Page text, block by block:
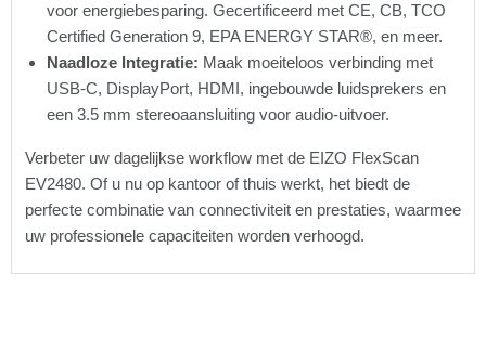
voor energiebesparing. Gecertificeerd met CE, CB, TCO
Certified Generation 9, EPA ENERGY STAR®, en meer.
Naadloze Integratie: Maak moeiteloos verbinding met
USB-C, DisplayPort, HDMI, ingebouwde luidsprekers en
een 3.5 mm stereoaansluiting voor audio-uitvoer.
Verbeter uw dagelijkse workflow met de EIZO FlexScan
EV2480. Of u nu op kantoor of thuis werkt, het biedt de
perfecte combinatie van connectiviteit en prestaties, waarmee
uw professionele capaciteiten worden verhoogd.